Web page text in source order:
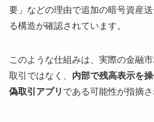
要」などの理由で追加の暗号資産
る構造が確認されています。
このような仕組みは、実際の金融
取引ではなく、 内部で残高表示を
偽取引アプリ である可能性が指摘さ